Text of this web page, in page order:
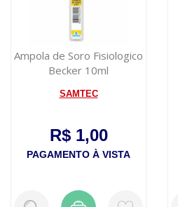
Ampola de Soro Fisiologico
Becker 10ml
SAMTEC
R$ 1,00
PAGAMENTO À VISTA